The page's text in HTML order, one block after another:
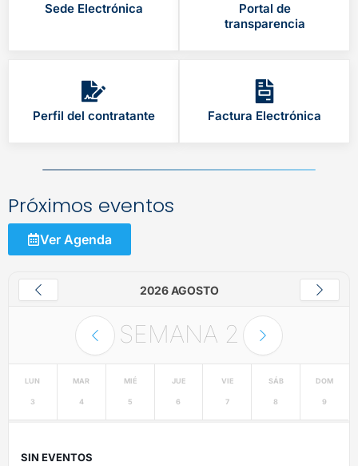
Sede Electrónica
Portal de
transparencia
Perfil del contratante Factura Electrónica
Próximos eventos
Ver Agenda
2026 AGOSTO
SEMANA 2
LUN
3
MAR
4
MIÉ
5
JUE
6
VIE
7
SÁB
8
DOM
9
SIN EVENTOS